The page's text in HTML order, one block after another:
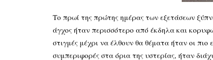
Το πρωί της πρώτης ημέρας των εξετάσεων
άγχος ήταν περισσότερο από έκδηλα και
στιγμές μέχρι να έλθουν θα θέματα ήταν οι
συμπεριφορές στα όρια της υστερίας, ήταν